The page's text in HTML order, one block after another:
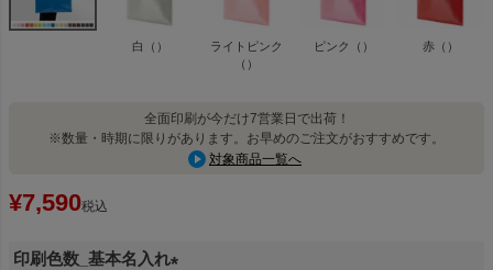
白（）
ライトピンク
（）
ピンク（） 赤（）
全面印刷が今だけ7営業日で出荷！
※数量・時期に限りがあります。お早めのご注文がおすすめです。
対象商品一覧へ
¥7,590税込
印刷色数_基本名入れ